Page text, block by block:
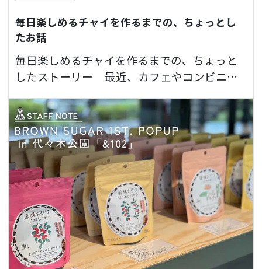
毎日楽しめるチャイを作るまでの、ちょっとし
たお話
毎日楽しめるチャイを作るまでの、ちょっと
したストーリー 最近、カフェやコンビニで
あのスパイ…